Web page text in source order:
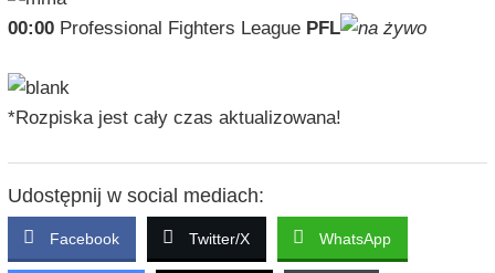
00:00Professional Fighters League PFL
*Rozpiska jest cały czas aktualizowana!
Udostępnij w social mediach:
Facebook Twitter/X WhatsApp